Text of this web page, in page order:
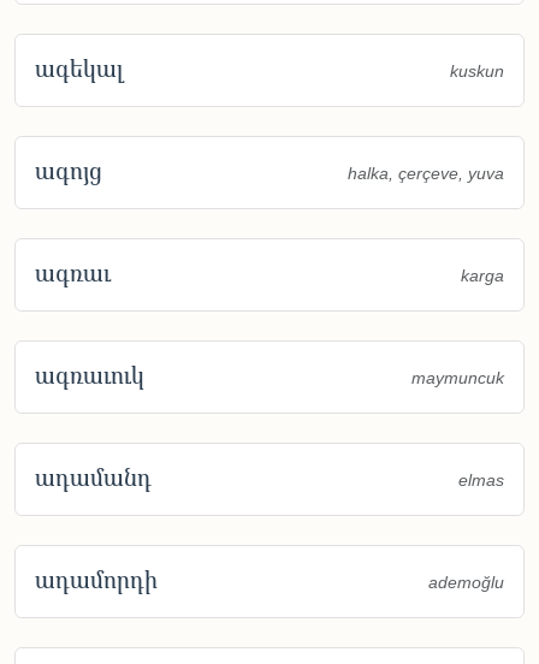
ագեկալ kuskun
ագոյց halka, çerçeve, yuva
ագռաւ karga
ագռաւուկ maymuncuk
ադամանդ elmas
ադամորդի ademoğlu